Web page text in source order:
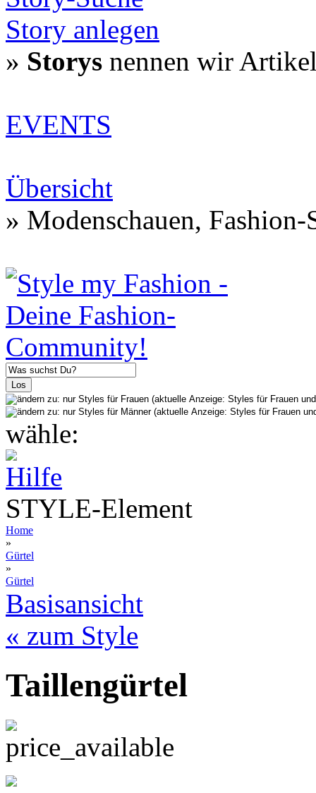
Story anlegen
» Storys nennen wir
EVENTS
Übersicht
» Modenschauen,
wähle:
STYLE-Element
Home
»
Gürtel
»
Gürtel
Basisansicht
« zum Style
Taillengürtel